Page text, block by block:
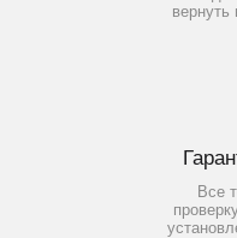
вернуть
Все